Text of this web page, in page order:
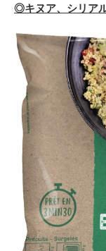
◎キヌア、シリア